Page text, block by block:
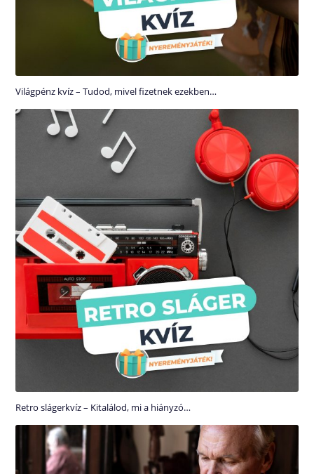
Világpénz kvíz – Tudod, mivel fizetnek ezekben…
Retro slágerkvíz – Kitalálod, mi a hiányzó…